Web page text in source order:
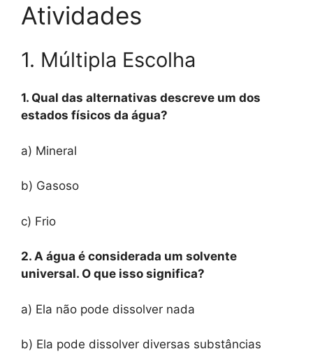
Atividades
1. Múltipla Escolha
1. Qual das alternativas descreve um dos
estados físicos da água?
a) Mineral
b) Gasoso
c) Frio
2. A água é considerada um solvente
universal. O que isso significa?
a) Ela não pode dissolver nada
b) Ela pode dissolver diversas substâncias